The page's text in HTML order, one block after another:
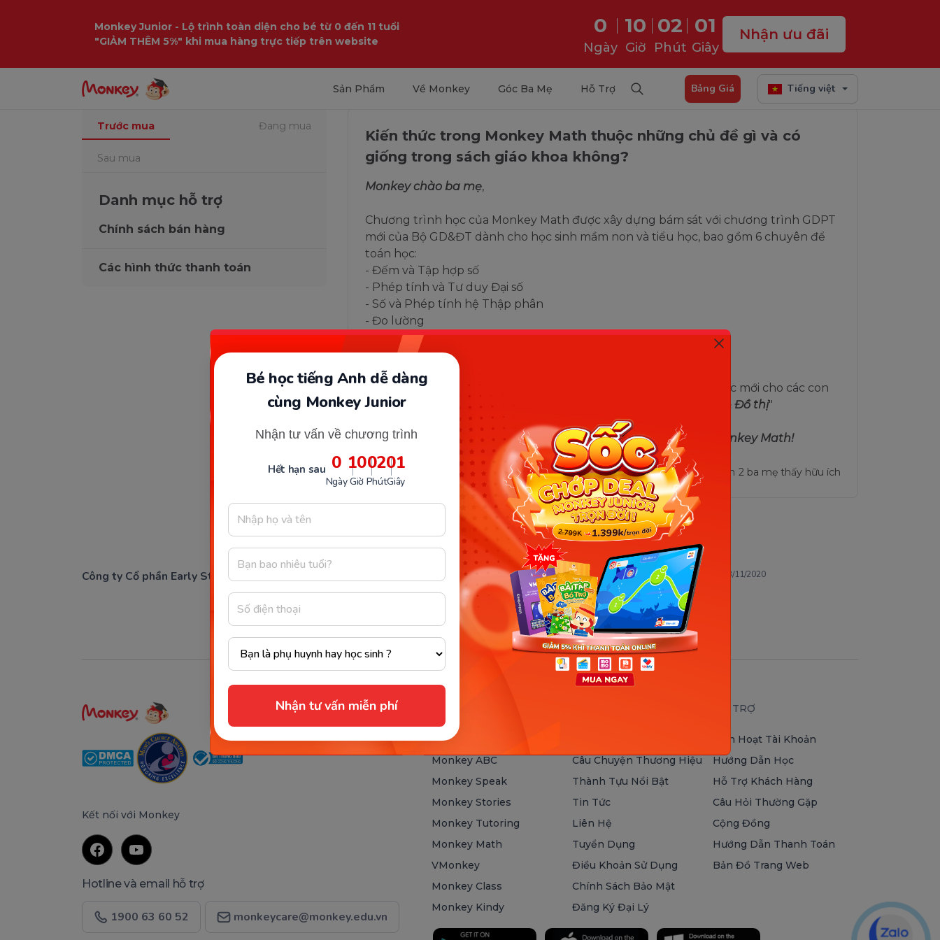
Monkey Junior - Lộ trình toàn diện cho bé từ 0 đến 11 tuổi
"GIẢM THÊM 5%" khi mua hàng trực tiếp trên website
0
Ngày
10
Giờ
02
Phút
01
Giây
Nhận ưu đãi
Sản Phẩm Về Monkey Góc Ba Mẹ Hỗ Trợ Bảng Giá Tiếng việt
Bé học tiếng Anh dễ dàng
cùng Monkey Junior
Nhận tư vấn về chương trình
Hết hạn sau 0
Ngày
10
Giờ
02
Phút
01
Giây
Nhận tư vấn miễn phí
Trang chủ Hỗ trợ Tìm kiếm
Trước mua Đang mua
Sau mua
Danh mục hỗ trợ
Chính sách bán hàng
Các hình thức thanh toán
Kiến thức trong Monkey Math thuộc những chủ đề gì và có
giống trong sách giáo khoa không?
Monkey chào ba mẹ,
Chương trình học của Monkey Math được xây dựng bám sát với chương trình GDPT
mới của Bộ GD&ĐT dành cho học sinh mầm non và tiểu học, bao gồm 6 chuyên để
toán học:
- Đếm và Tập hợp số
- Phép tính và Tư duy Đại số
- Số và Phép tính hệ Thập phân
- Đo lường
- Hình học
- Thời gian
Bên cạnh đó, để phục vụ nhu cầu tìm hiểu thêm những kiến thức mới cho các con
ham học Toán, Monkey Math có chuyên đề nâng cao là "
Dữ liệu & Đồ thị"
Chúc ba mẹ và bé có những trải nghiệm thật tuyệt vời cùng Monkey Math!
Ba mẹ thấy bài viết này hữu ích không? 2ba mẹ thấy hữu ích 2 ba mẹ thấy hữu ích
Công ty Cổ phần Early Start
Giấy phép ĐKKD số 0106651756 do Sở Kế hoạch và Đầu tư TP Hà Nội cấp ngày 01/10/2014, thay đổi lần thứ 3 ngày 13/11/2020
Trụ sở chính: Tầng 3, tòa nhà G4 và G5, dự án Five Star Garden, số 2 Kim Giang, phường Khương Đình, TP. Hà Nội
Người đại diện pháp luật: Ông Nguyễn Hoàng Anh - Giám đốc điều hành
Kết nối với Monkey
Hotline và email hỗ trợ
1900 63 60 52 monkeycare@monkey.edu.vn
Monkey Junior
Monkey ABC
Monkey Speak
Monkey Stories
Monkey Tutoring
Monkey Math
VMonkey
Monkey Class
Monkey Kindy
Câu Chuyện Thương Hiệu
Thành Tựu Nổi Bật
Tin Tức
Liên Hệ
Tuyển Dụng
Điều Khoản Sử Dụng
Chính Sách Bảo Mật
Đăng Ký Đại Lý
HỖ TRỢ
Kích Hoạt Tài Khoản
Hướng Dẫn Học
Hỗ Trợ Khách Hàng
Câu Hỏi Thường Gặp
Cộng Đồng
Hướng Dẫn Thanh Toán
Bản Đồ Trang Web